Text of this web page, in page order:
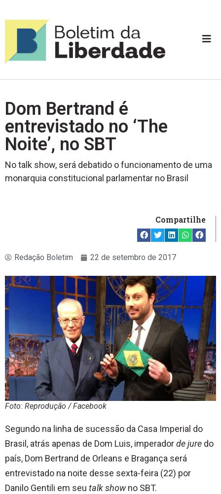
Dom Bertrand é
entrevistado no ‘The
Noite’, no SBT
No talk show, será debatido o funcionamento de uma
monarquia constitucional parlamentar no Brasil
Compartilhe
Redação Boletim 22 de setembro de 2017
Foto: Reprodução / Facebook
Segundo na linha de sucessão da Casa Imperial do
Brasil, atrás apenas de Dom Luis, imperadorde jure do
país, Dom Bertrand de Orleans e Bragança será
entrevistado na noite desse sexta-feira (22) por
Danilo Gentili em seu talk showno SBT.